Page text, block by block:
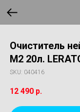
Очиститель
M2 20л.
SKU: 040416
12 490 р.